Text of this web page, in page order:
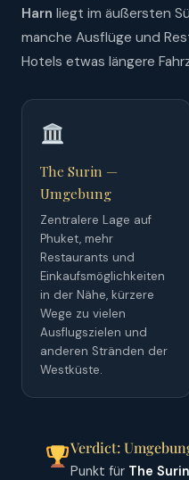
Harn liegt im äußersten
manche Ausflüge und
Hotels etwas längere
The Surin —
Umgebung
Zentralere Lage auf
Phuket, mehr
Restaurants und
Einkaufsmöglichkeiten
in der Nähe, kürzere
Wege zu vielen
Ausflugszielen und
anderen Stränden der
Westküste.
Verdict:
Punkt für The Surin